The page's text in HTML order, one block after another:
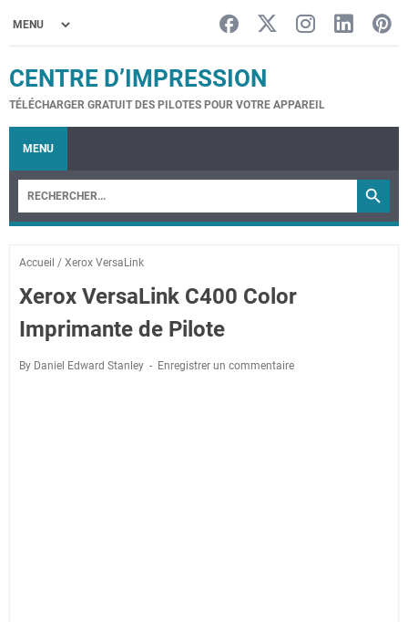
CENTRE D’IMPRESSION
TÉLÉCHARGER GRATUIT DES PILOTES POUR VOTRE APPAREIL
MENU
Accueil / Xerox VersaLink
Xerox VersaLink C400 Color
Imprimante de Pilote
By Daniel Edward Stanley Enregistrer un commentaire